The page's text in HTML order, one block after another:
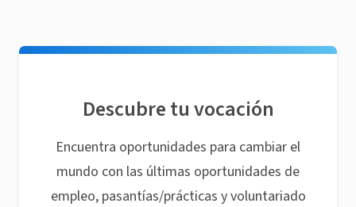
Descubre tu vocación
Encuentra oportunidades para cambiar el
mundo con las últimas oportunidades de
empleo, pasantías/prácticas y voluntariado